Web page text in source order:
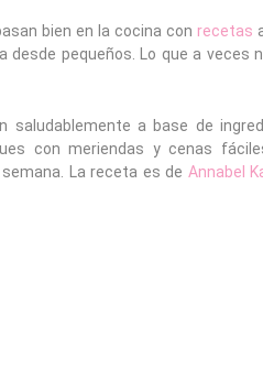
bien en la cocina con recetas
desde pequeños. Lo que a
saludablemente a base de
con meriendas y cenas
La receta es de Annabel